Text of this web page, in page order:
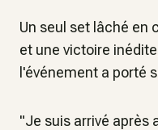
Un seul set lâché en
et une victoire
l'événement a porté
"Je suis arrivé après